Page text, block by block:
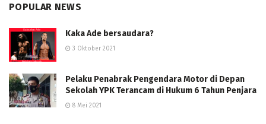
POPULAR NEWS
Kaka Ade bersaudara?
3 Oktober 2021
Pelaku Penabrak Pengendara Motor di Depan
Sekolah YPK Terancam di Hukum 6 Tahun Penjara
8 Mei 2021